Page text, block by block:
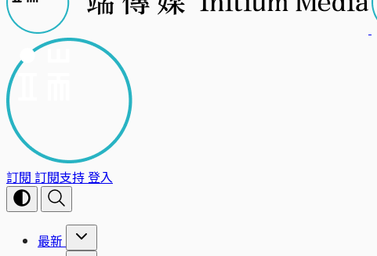
訂閱 訂閱支持登入
最新